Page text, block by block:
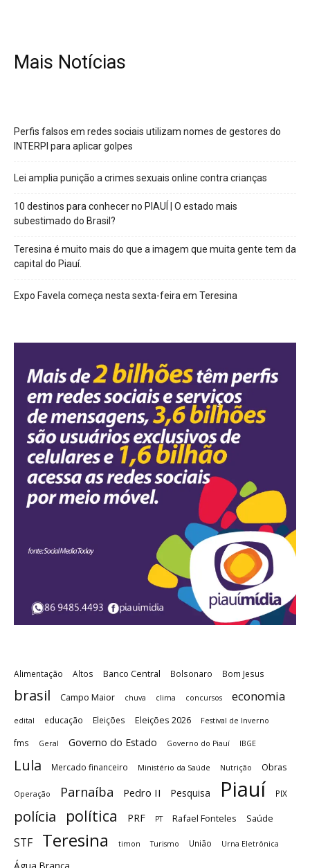
Mais Notícias
Perfis falsos em redes sociais utilizam nomes de gestores do
INTERPI para aplicar golpes
Lei amplia punição a crimes sexuais online contra crianças
10 destinos para conhecer no PIAUÍ | O estado mais
subestimado do Brasil?
Teresina é muito mais do que a imagem que muita gente tem da
capital do Piauí.
Expo Favela começa nesta sexta-feira em Teresina
Alimentação Altos Banco Central Bolsonaro Bom Jesus
brasil Campo Maior chuva clima concursos economia
edital educação Eleições Eleições 2026 Festival de Inverno
fms Geral Governo do Estado Governo do Piauí IBGE
Lula Mercado financeiro Ministério da Saúde Nutrição Obras
Operação Parnaíba Pedro II Pesquisa Piauí PIX
polícia política PRF PT Rafael Fonteles Saúde
STF Teresina timon Turismo União Urna Eletrônica